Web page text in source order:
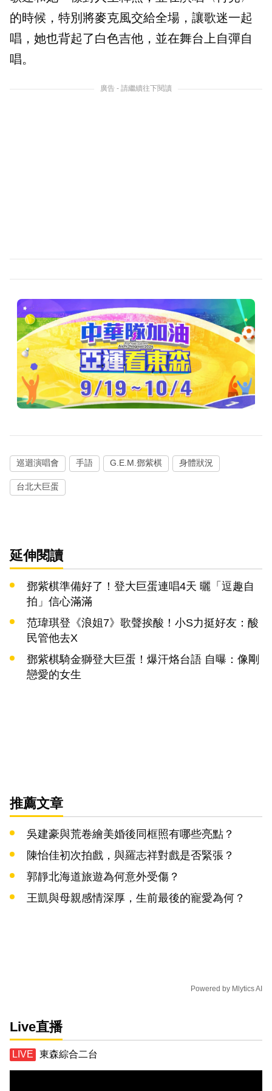
的時候，特別將麥克風交給全場，讓歌迷一起
唱，她也背起了白色吉他，並在舞台上自彈自
唱。
廣告 - 請繼續往下閱讀
巡迴演唱會 手語 G.E.M.鄧紫棋 身體狀況
台北大巨蛋
延伸閱讀
鄧紫棋準備好了！登大巨蛋連唱4天 曬「逗趣自
拍」信心滿滿
范瑋琪登《浪姐7》歌聲挨酸！小S力挺好友：酸
民管他去X
鄧紫棋騎金獅登大巨蛋！爆汗烙台語 自曝：像剛
戀愛的女生
推薦文章
吳建豪與荒卷繪美婚後同框照有哪些亮點？
陳怡佳初次拍戲，與羅志祥對戲是否緊張？
郭靜北海道旅遊為何意外受傷？
王凱與母親感情深厚，生前最後的寵愛為何？
Powered by Mlytics AI
Live直播
東森綜合二台